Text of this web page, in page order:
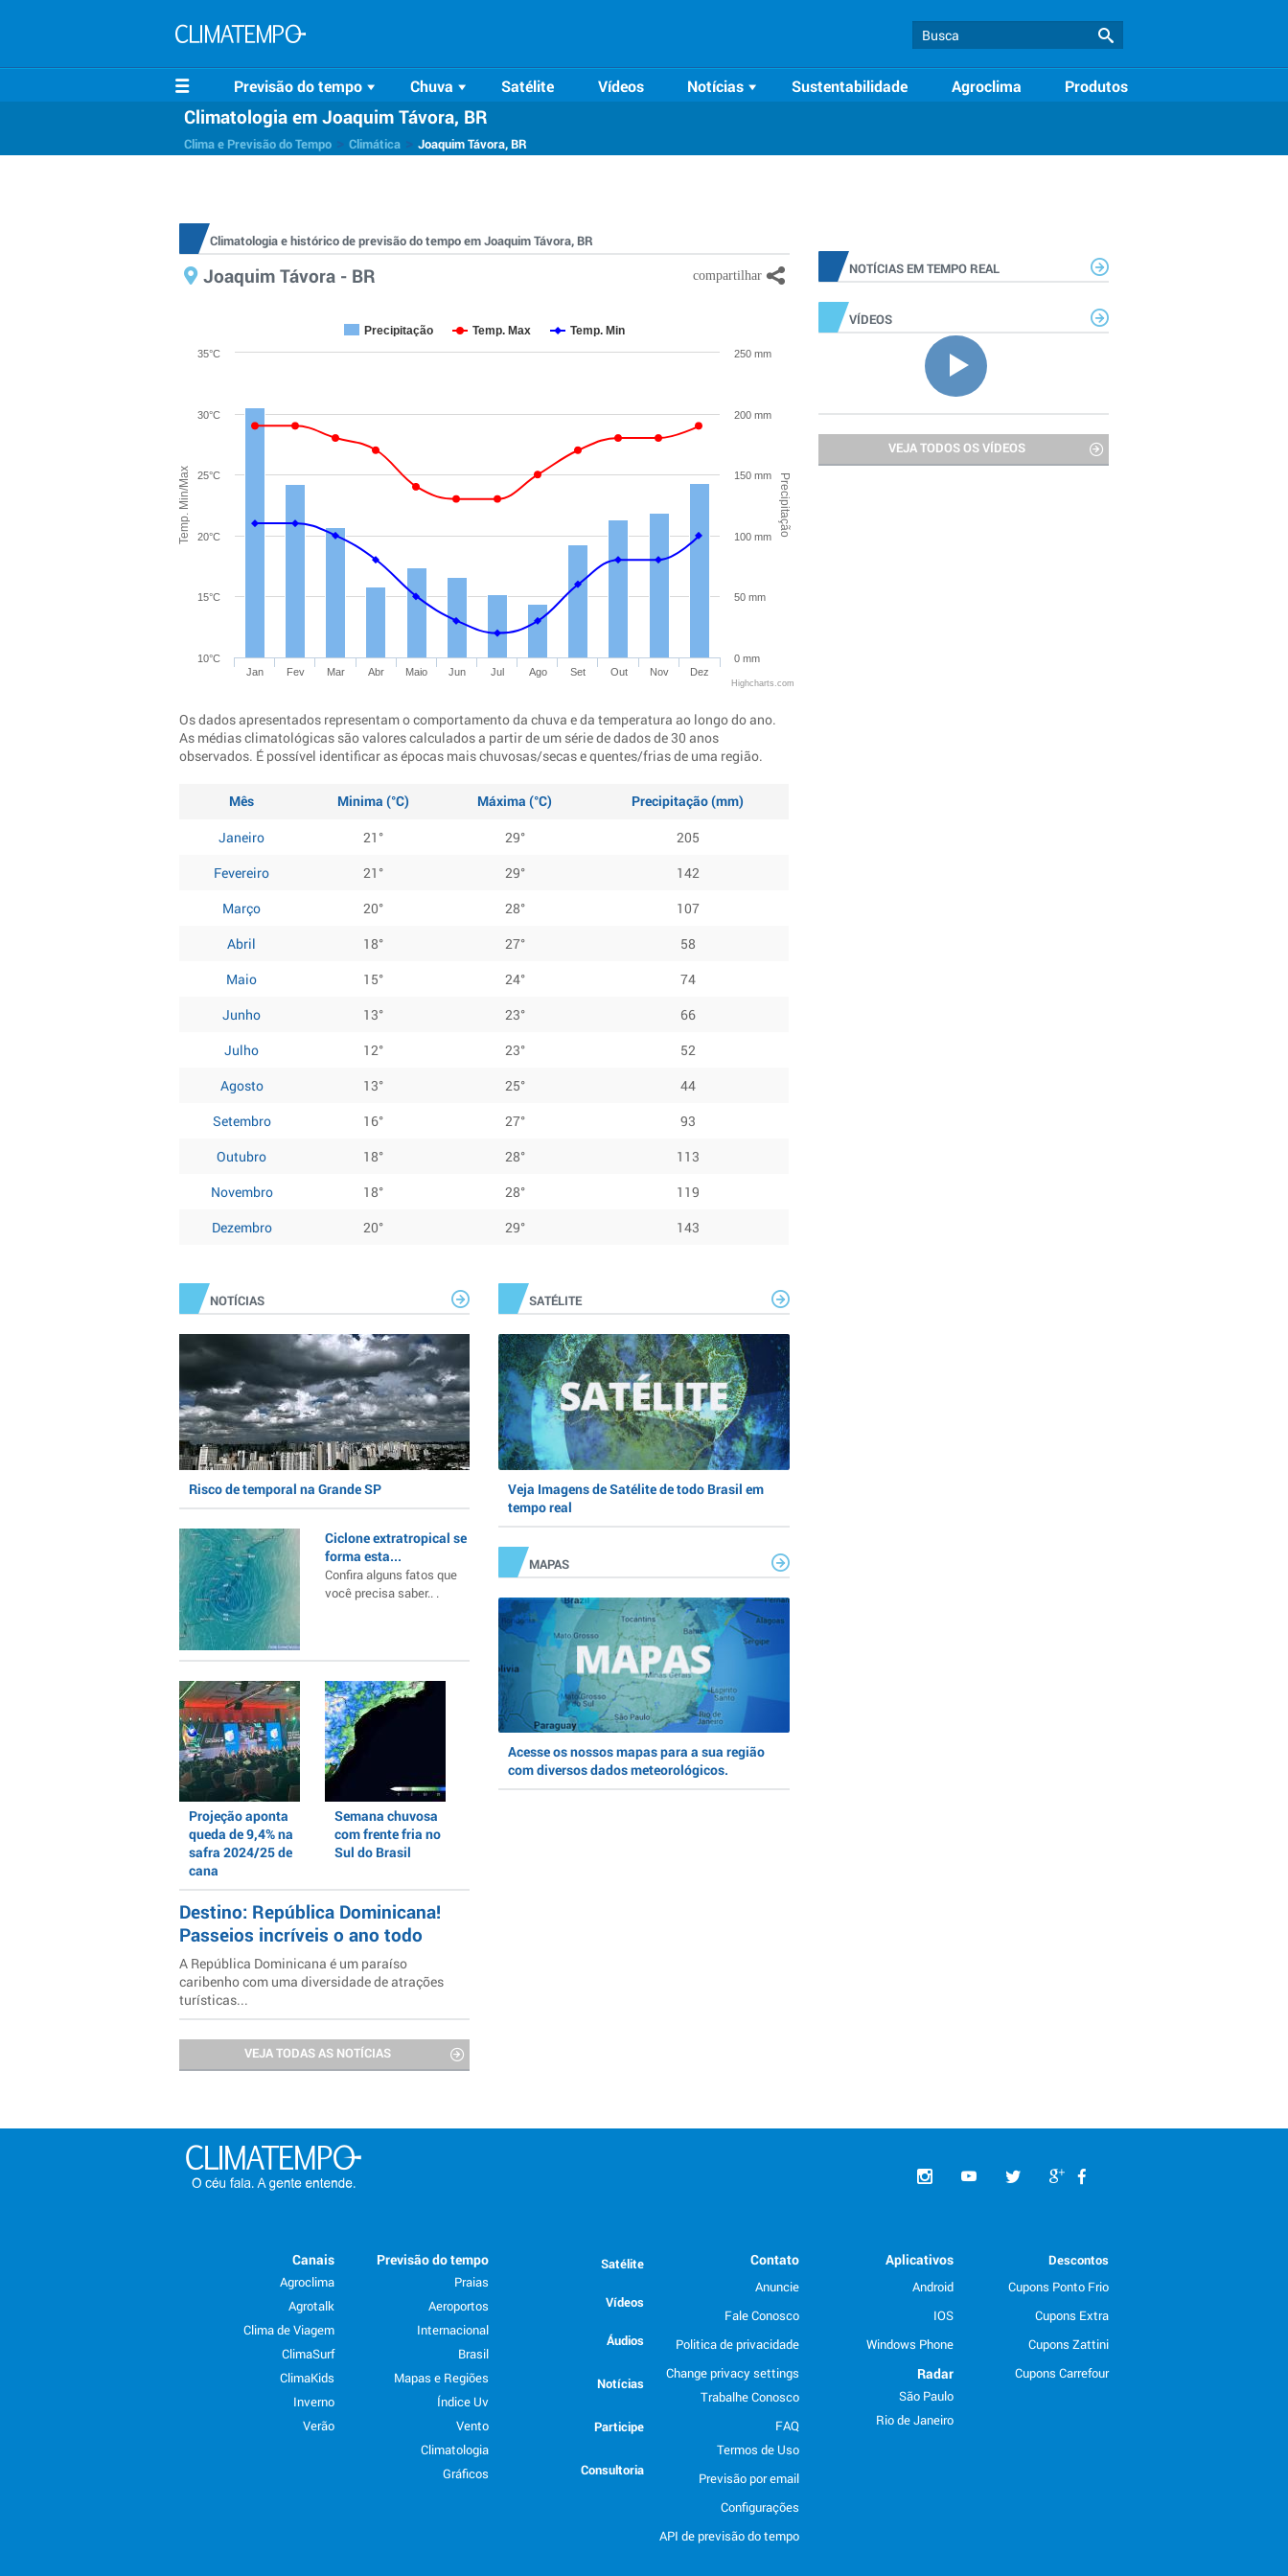
Previsão do tempo Chuva Satélite Vídeos Notícias Sustentabilidade Agroclima Produtos
Climatologia em Joaquim Távora, BR
Clima e Previsão do Tempo Climática Joaquim Távora, BR
Climatologia e histórico de previsão do tempo em Joaquim Távora, BR
Joaquim Távora - BR
Temp. Min/Max Precipitação
Precipitação Temp. Max Temp. Min
Jan Fev Mar Abr Maio Jun Jul Ago Set Out Nov Dez
10°C
15°C
20°C
25°C
30°C
35°C
0 mm
50 mm
100 mm
150 mm
200 mm
250 mm
Highcharts.com
Os dados apresentados representam o comportamento da chuva e da temperatura ao longo do ano.
As médias climatológicas são valores calculados a partir de um série de dados de 30 anos
observados. É possível identificar as épocas mais chuvosas/secas e quentes/frias de uma região.
Mês Minima (°C) Máxima (°C)
Precipitação (mm)
Janeiro
21° 29°
205
Fevereiro
21° 29°
142
Março
20° 28°
107
Abril
18° 27°
58
Maio
15° 24°
74
Junho
13° 23°
66
Julho
12° 23°
52
Agosto
13° 25°
44
Setembro
16° 27°
93
Outubro
18° 28°
113
Novembro
18° 28°
119
Dezembro
20° 29° 143
NOTÍCIAS EM TEMPO REAL
VÍDEOS
VEJA TODOS OS VÍDEOS
NOTÍCIAS
Risco de temporal na Grande SP
Ciclone extratropical se
forma esta...
Confira alguns fatos que
você precisa saber.. .
Projeção aponta
queda de 9,4% na
safra 2024/25 de
cana
Semana chuvosa
com frente fria no
Sul do Brasil
Destino: República Dominicana!
Passeios incríveis o ano todo
A República Dominicana é um paraíso
caribenho com uma diversidade de atrações
turísticas...
VEJA TODAS AS NOTÍCIAS
SATÉLITE
Veja Imagens de Satélite de todo Brasil em
tempo real
MAPAS
Acesse os nossos mapas para a sua região
com diversos dados meteorológicos.
Descontos
Cupons Ponto Frio
Cupons Extra
Cupons Zattini
Cupons Carrefour
Aplicativos
Android
IOS
Windows Phone
Radar
São Paulo
Rio de Janeiro
Contato
Anuncie
Fale Conosco
Politica de privacidade
Change privacy settings
Trabalhe Conosco
FAQ
Termos de Uso
Previsão por email
Configurações
API de previsão do tempo
Satélite
Vídeos
Áudios
Notícias
Participe
Consultoria
Previsão do tempo
Praias
Aeroportos
Internacional
Brasil
Mapas e Regiões
Índice Uv
Vento
Climatologia
Gráficos
Canais
Agroclima
Agrotalk
Clima de Viagem
ClimaSurf
ClimaKids
Inverno
Verão